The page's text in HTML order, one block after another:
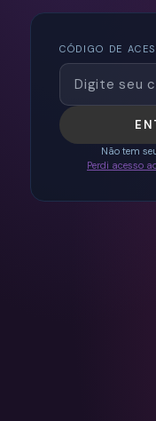
CÓDIGO DE
Não tem
Perdi acesso